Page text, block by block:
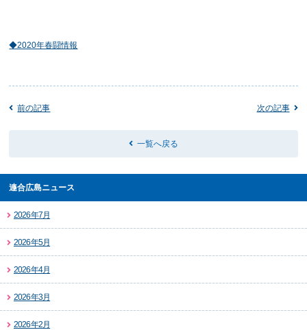
◆2020年春闘情報
前の記事 次の記事
一覧へ戻る
連合広島ニュース
2026年7月
2026年5月
2026年4月
2026年3月
2026年2月